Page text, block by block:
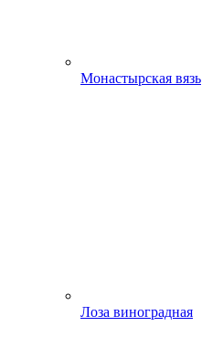
Монастырская вязь
Лоза виноградная